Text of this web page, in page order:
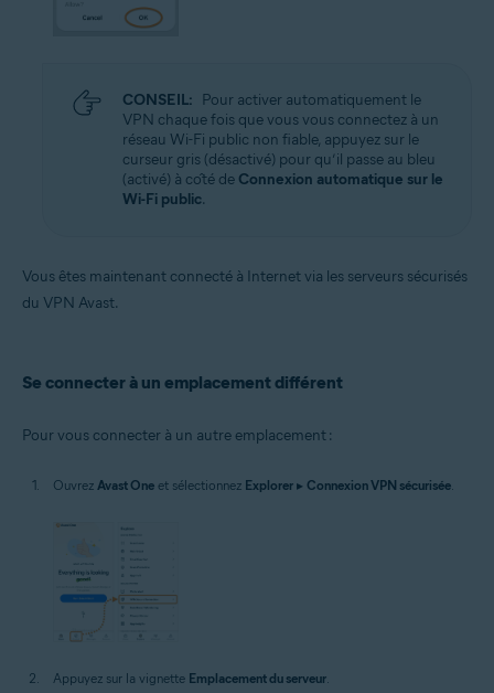
CONSEIL: Pour activer automatiquement le
VPN chaque fois que vous vous connectez à un
réseau Wi-Fi public non fiable, appuyez sur le
curseur gris (désactivé) pour qu’il passe au bleu
(activé) à côté de Connexion automatique sur le
Wi-Fi public.
Vous êtes maintenant connecté à Internet via les serveurs sécurisés
du VPN Avast.
Se connecter à un emplacement différent
Pour vous connecter à un autre emplacement :
Ouvrez Avast One et sélectionnez Explorer ▸ Connexion VPN sécurisée
Appuyez sur la vignette Emplacement du serveur